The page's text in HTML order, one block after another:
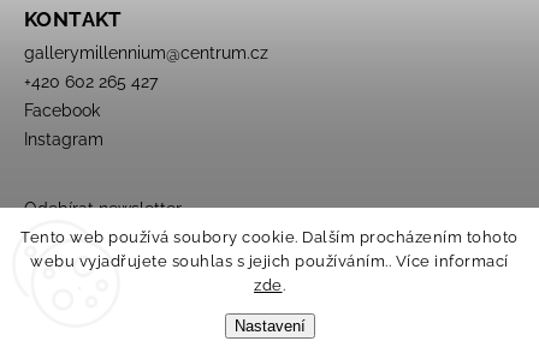
Tento web používá soubory cookie. Dalším procházením tohoto
webu vyjadřujete souhlas s jejich používáním.. Více informací
zde.
Nastavení
KONTAKT
gallerymillennium@centrum.cz
+420 602 265 427
Facebook
Instagram
Odebírat newsletter